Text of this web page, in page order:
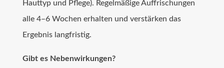
Hauttyp und Pflege). Regelmäßige Auffrischungen
alle 4–6 Wochen erhalten und verstärken das
Ergebnis langfristig.
Gibt es Nebenwirkungen?